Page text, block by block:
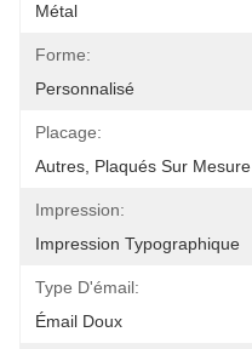
Métal
Forme:
Personnalisé
Placage:
Autres, Plaqués Sur Mesure
Impression:
Impression Typographique
Type D'émail:
Émail Doux